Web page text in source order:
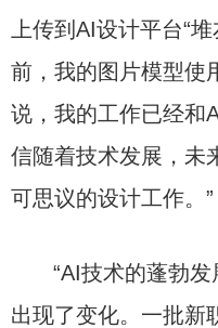
上传到AI设计平台“
前，我的图片模型使
说，我的工作已经和
信随着技术发展，未
可思议的设计工作。”
“AI技术的蓬勃
出现了变化。一批新